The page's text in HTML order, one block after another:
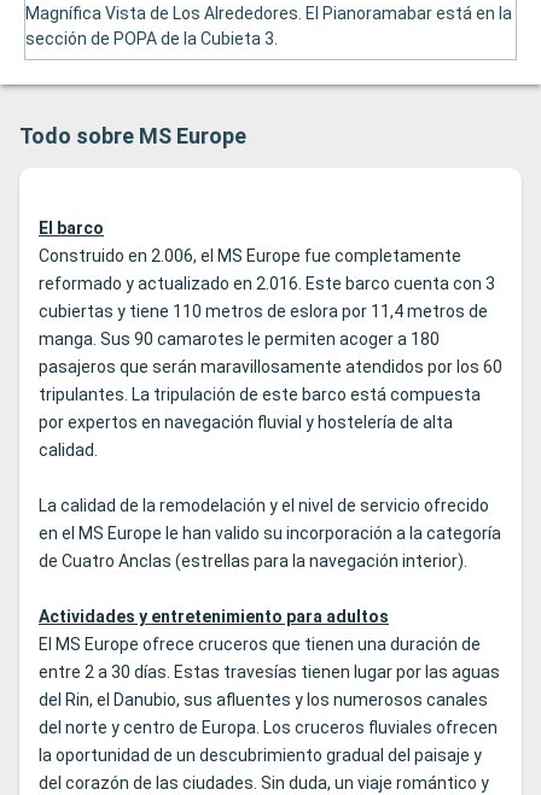
Magnífica Vista de Los Alrededores. El Pianoramabar está en la
sección de POPA de la Cubieta 3.
Todo sobre MS Europe
El barco
Construido en 2.006, el MS Europe fue completamente
reformado y actualizado en 2.016. Este barco cuenta con 3
cubiertas y tiene 110 metros de eslora por 11,4 metros de
manga. Sus 90 camarotes le permiten acoger a 180
pasajeros que serán maravillosamente atendidos por los 60
tripulantes. La tripulación de este barco está compuesta
por expertos en navegación fluvial y hostelería de alta
calidad.
La calidad de la remodelación y el nivel de servicio ofrecido
en el MS Europe le han valido su incorporación a la categoría
de Cuatro Anclas (estrellas para la navegación interior).
Actividades y entretenimiento para adultos
El MS Europe ofrece cruceros que tienen una duración de
entre 2 a 30 días. Estas travesías tienen lugar por las aguas
del Rin, el Danubio, sus afluentes y los numerosos canales
del norte y centro de Europa. Los cruceros fluviales ofrecen
la oportunidad de un descubrimiento gradual del paisaje y
del corazón de las ciudades. Sin duda, un viaje romántico y